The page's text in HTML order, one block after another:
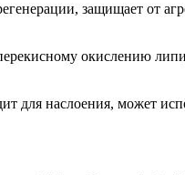
защищает от
окислению
для наслоения, может